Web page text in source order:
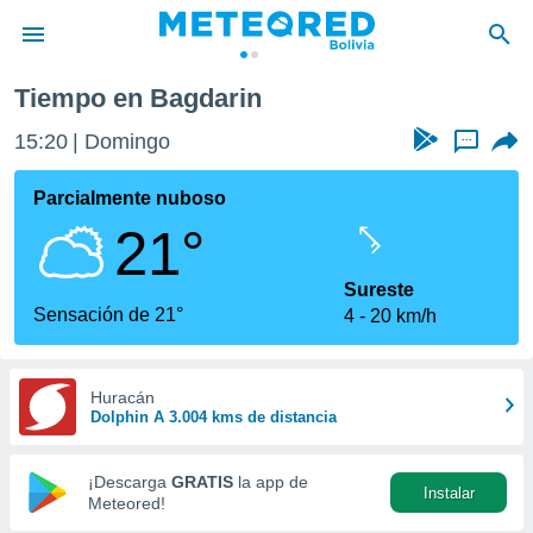
de
ha
que se
calidad.
a este
las
y
forma
digital
basada
Tiempo en Bagdarin
15:20 Domingo ...
Parcialmente nuboso
21°
Sensación de 21°
Sureste
4
20 km/h
Huracán
Dolphin A 3.004 kms de distancia
¡Descarga GRATIS la app de
Meteored!
Instalar